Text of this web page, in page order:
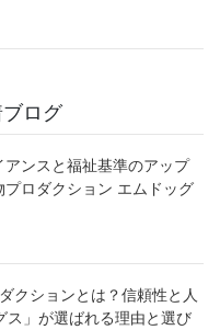
ログ
ンスと福祉基準のアップ
ロダクション エムドッグ
クションとは？信頼性と人
ス」が選ばれる理由と選び